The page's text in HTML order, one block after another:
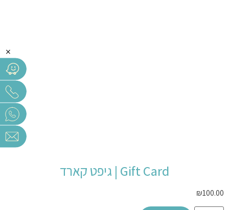
Gift Card | גיפט קארד
₪100.00
×